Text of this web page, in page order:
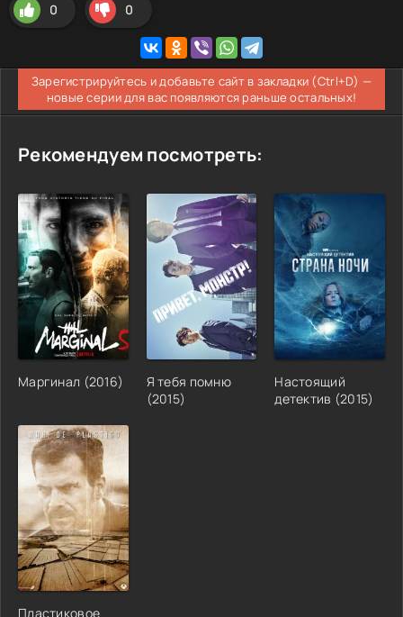
0 0
Зарегистрируйтесь и добавьте сайт в закладки (Ctrl+D) —
новые серии для вас появляются раньше остальных!
Рекомендуем посмотреть:
Маргинал (2016)
Я тебя помню
(2015)
Настоящий
детектив (2015)
Пластиковое